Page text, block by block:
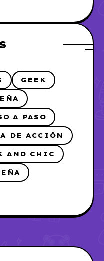
GEEK
A PASO
DE ACCIÓN
AND CHIC